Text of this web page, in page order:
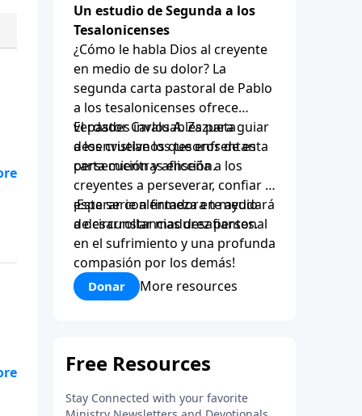
Un estudio de Segunda a los
Tesalonicenses
¿Cómo le habla Dios al creyente
en medio de su dolor? La
segunda carta pastoral de Pablo
a los tesalonicenses ofrece
verdades invaluables para guiar
a los cristianos que enfrentan
persecución y aflicción.
El pastor Carlos A. Zazueta
desenvuelve los tesoros de esta
carta mientras enseña a los
creyentes a perseverar, confiar y
esperar con firmeza en medio
de circunstancias desafiantes.
¡Esta serie alentadora te ayudará
a desarrollar madurez personal
en el sufrimiento y una profunda
compasión por los demás!
Donar More resources